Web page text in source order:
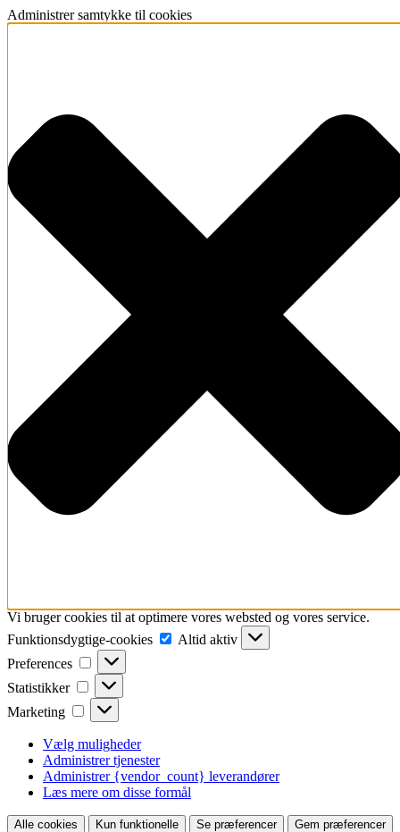
Administrer samtykke til cookies
Vi bruger cookies til at optimere vores websted og vores service.
Funktionsdygtige-cookies
Funktionsdygtige-
cookies
Altid aktiv
Preferences
Preferences
Statistikker Statistikker
Marketing Marketing
Vælg muligheder
Administrer tjenester
Administrer {vendor_count} leverandører
Læs mere om disse formål
Alle cookies Kun funktionelle Se præferencer Gem præferencer